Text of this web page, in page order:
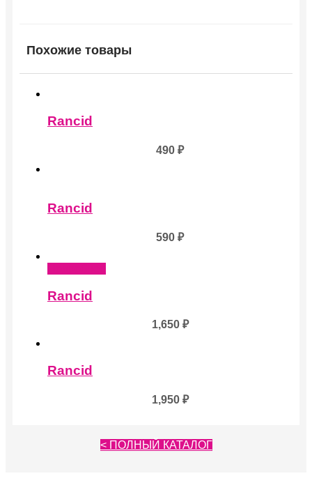
Похожие товары
Rancid
490 ₽
Rancid
590 ₽
Rancid
1,650 ₽
Rancid
1,950 ₽
< ПОЛНЫЙ КАТАЛОГ